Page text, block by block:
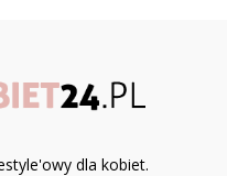
dla kobiet.